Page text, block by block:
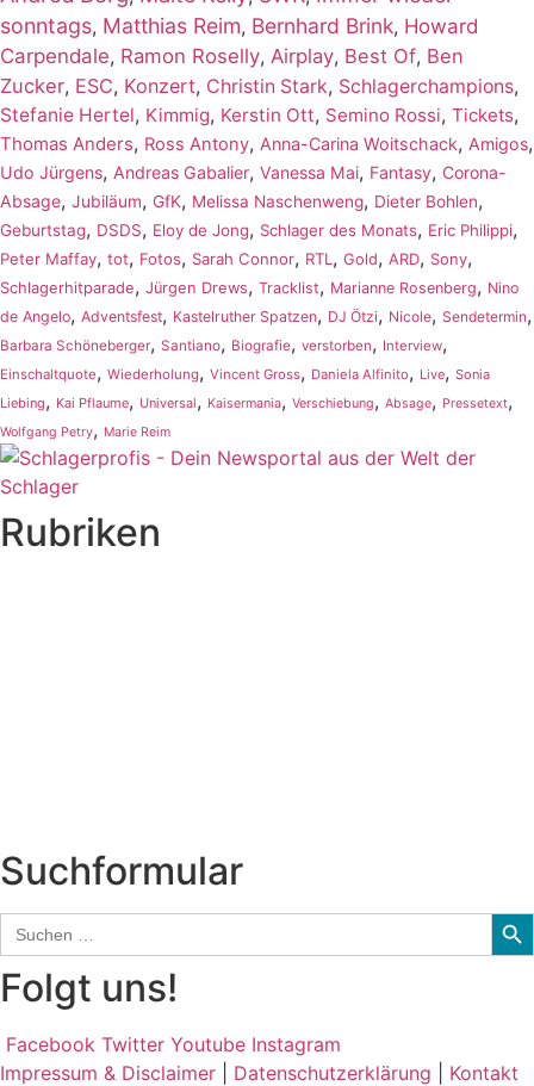
sonntags, Matthias Reim, Bernhard Brink, Howard
Carpendale, Ramon Roselly, Airplay, Best Of, Ben
Zucker, ESC, Konzert, Christin Stark, Schlagerchampions,
Stefanie Hertel, Kimmig, Kerstin Ott, Semino Rossi, Tickets,
Thomas Anders, Ross Antony, Anna-Carina Woitschack, Amigos,
Udo Jürgens, Andreas Gabalier, Vanessa Mai, Fantasy, Corona-
Absage, Jubiläum, GfK, Melissa Naschenweng, Dieter Bohlen,
Geburtstag, DSDS, Eloy de Jong, Schlager des Monats, Eric Philippi,
Peter Maffay, tot, Fotos, Sarah Connor, RTL , Gold, ARD, Sony,
Schlagerhitparade, Jürgen Drews, Tracklist, Marianne Rosenberg, Nino
de Angelo, Adventsfest, Kastelruther Spatzen, DJ Ötzi, Nicole, Sendetermin,
Barbara Schöneberger, Santiano, Biografie, verstorben, Interview,
Einschaltquote, Wiederholung, Vincent Gross, Daniela Alfinito, Live, Sonia
Liebing, Kai Pflaume, Universal, Kaisermania, Verschiebung, Absage, Pressetext,
Wolfgang Petry, Marie Reim
Rubriken
Suchformular
Search
for:
Folgt uns!
Facebook Twitter Youtube Instagram
Impressum & Disclaimer
Datenschutzerklärung Kontakt